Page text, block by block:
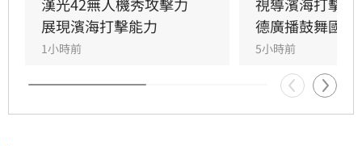
展現濱海打擊能力
1小時前
德廣播鼓舞國軍
5小時前